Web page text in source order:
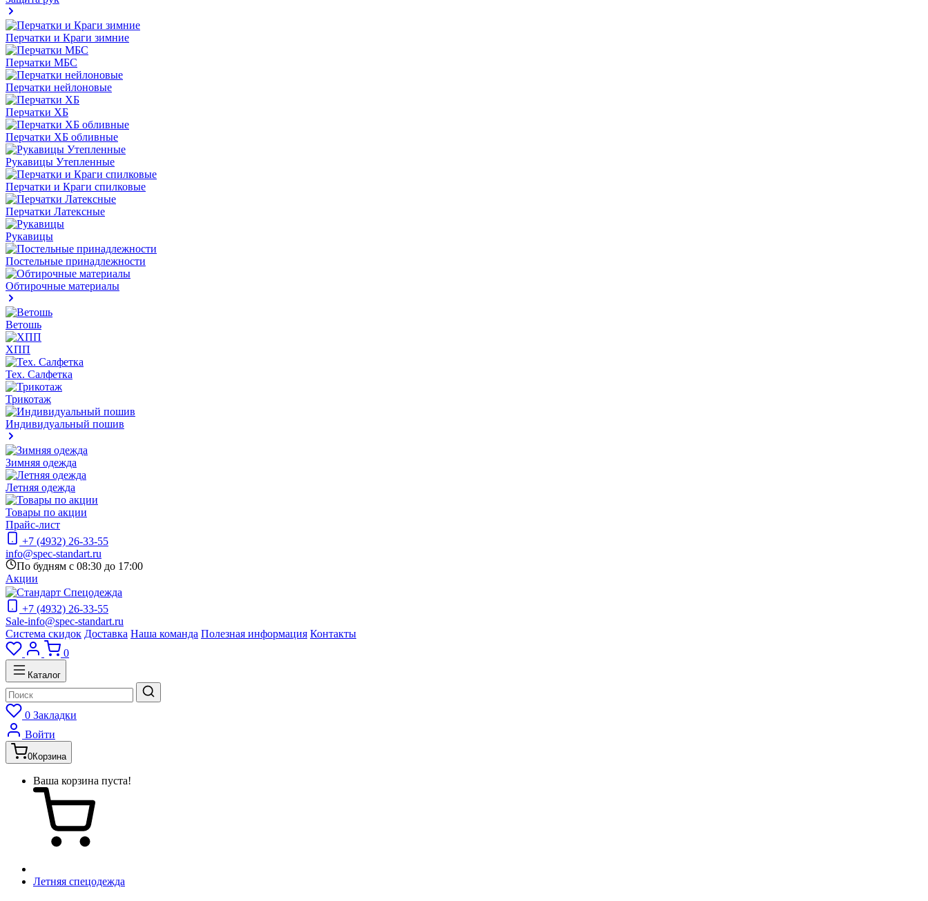
Перчатки и Краги зимние
Перчатки МБС
Перчатки нейлоновые
Перчатки ХБ
Перчатки ХБ обливные
Рукавицы Утепленные
Перчатки и Краги спилковые
Перчатки Латексные
Рукавицы
Постельные принадлежности
Обтирочные материалы
Ветошь
ХПП
Тех. Салфетка
Трикотаж
Индивидуальный пошив
Зимняя одежда
Летняя одежда
Товары по акции
Прайс-лист
+7 (4932) 26-33-55
info@spec-standart.ru
По будням с 08:30 до 17:00
Акции
+7 (4932) 26-33-55
Sale-info@spec-standart.ru
Система скидок Доставка Наша команда Полезная информация Контакты
0
Каталог
0 Закладки
Войти
0Корзина
Ваша корзина пуста!
Летняя спецодежда